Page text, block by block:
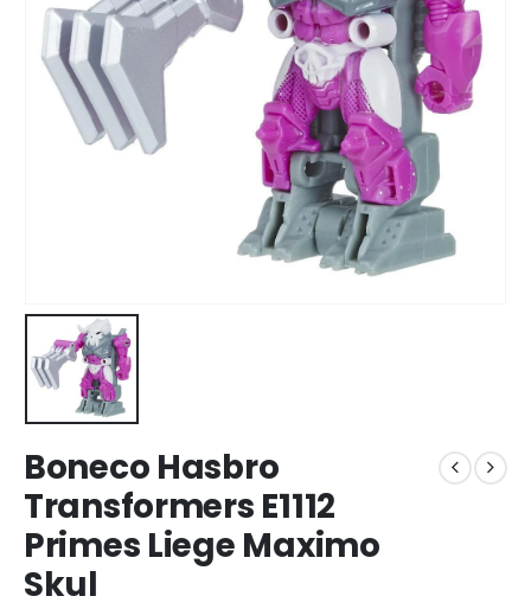
Boneco Hasbro
Transformers E1112
Primes Liege Maximo
Skul